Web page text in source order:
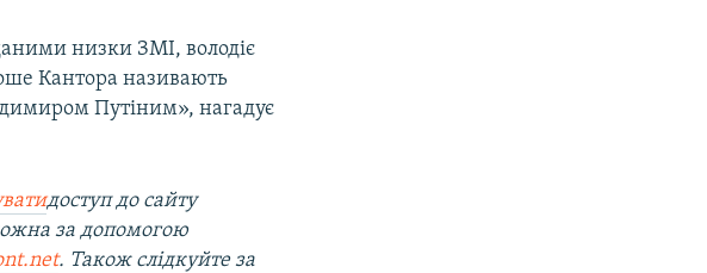
низки ЗМІ, володіє
Кантора називають
Путіним», нагадує
доступ до сайту
за допомогою
. Також слідкуйте за